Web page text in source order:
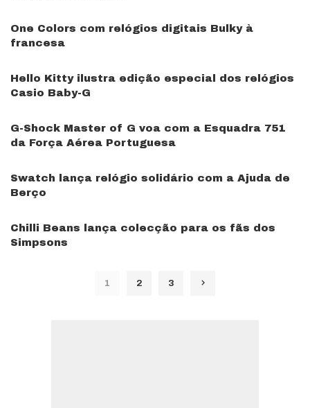
One Colors com relógios digitais Bulky à
francesa
Hello Kitty ilustra edição especial dos relógios
Casio Baby-G
G-Shock Master of G voa com a Esquadra 751
da Força Aérea Portuguesa
Swatch lança relógio solidário com a Ajuda de
Berço
Chilli Beans lança colecção para os fãs dos
Simpsons
1 2 3